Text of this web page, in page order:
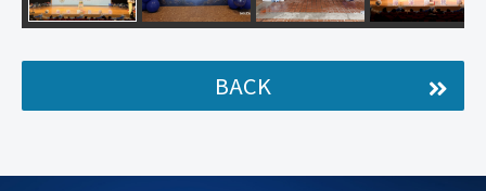
BACK